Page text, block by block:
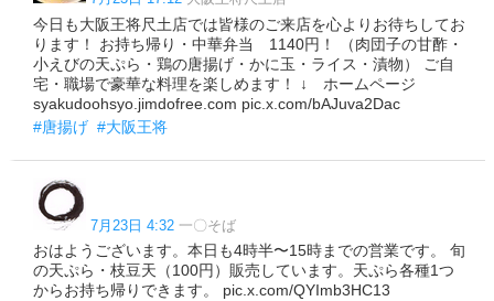
今日も大阪王将尺土店では皆様のご来店を心よりお待ちしてお
ります！ お持ち帰り・中華弁当 1140円！ （肉団子の甘酢・
小えびの天ぷら・鶏の唐揚げ・かに玉・ライス・漬物） ご自
宅・職場で豪華な料理を楽しめます！ ↓ ホームページ
syakudoohsyo.jimdofree.com pic.x.com/bAJuva2Dac
#唐揚げ #大阪王将
7月23日 4:32 一〇そば
おはようございます。本日も4時半〜15時までの営業です。 旬
の天ぷら・枝豆天（100円）販売しています。天ぷら各種1つ
からお持ち帰りできます。 pic.x.com/QYImb3HC13